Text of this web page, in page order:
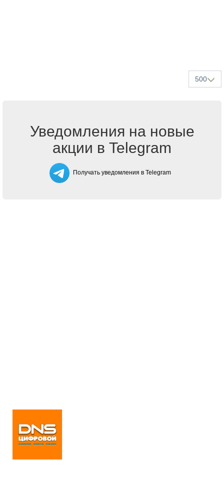
500
Уведомления на новые
акции в Telegram
Получать уведомления в Telegram